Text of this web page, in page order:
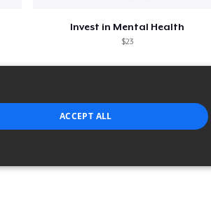
Invest in Mental Health
$23
ACCEPT ALL